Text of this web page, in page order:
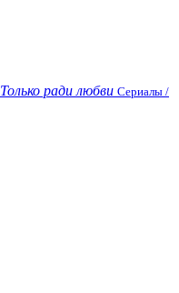
Только ради любви Сериалы /